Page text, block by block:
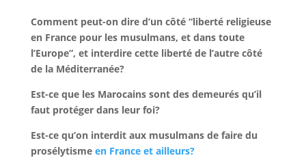
Comment peut-on dire d’un côté “liberté religieuse
en France pour les musulmans, et dans toute
l’Europe”, et interdire cette liberté de l’autre côté
de la Méditerranée?
Est-ce que les Marocains sont des demeurés qu’il
faut protéger dans leur foi?
Est-ce qu’on interdit aux musulmans de faire du
prosélytisme en France et ailleurs?